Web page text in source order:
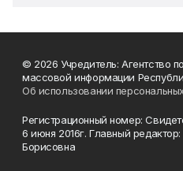
© 2026 Учредитель: Агентство
массовой информации
Об использовании
Регистрационный номер:
6 июня 2016г. Главный
Борисовна